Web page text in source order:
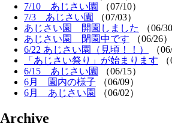
7/10 あじさい園
（07/10）
7/3 あじさい園
（07/03）
あじさい園 開園しました
（06/30
あじさい園 閉園中です
（06/26）
6/22 あじさい園（見頃！！）
（
「あじさい祭り」が始まります
6/15 あじさい園
（06/15）
6月 園内の様子
（06/09）
6月 あじさい園
（06/02）
Archive